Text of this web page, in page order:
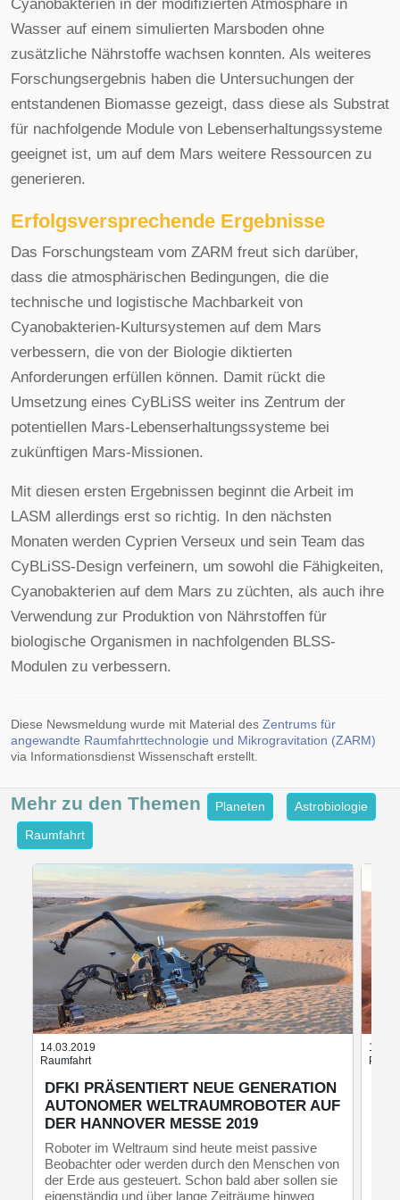
Cyanobakterien in der modifizierten Atmosphäre in
Wasser auf einem simulierten Marsboden ohne
zusätzliche Nährstoffe wachsen konnten. Als weiteres
Forschungsergebnis haben die Untersuchungen der
entstandenen Biomasse gezeigt, dass diese als Substrat
für nachfolgende Module von Lebenserhaltungssysteme
geeignet ist, um auf dem Mars weitere Ressourcen zu
generieren.
Erfolgsversprechende Ergebnisse
Das Forschungsteam vom ZARM freut sich darüber,
dass die atmosphärischen Bedingungen, die die
technische und logistische Machbarkeit von
Cyanobakterien-Kultursystemen auf dem Mars
verbessern, die von der Biologie diktierten
Anforderungen erfüllen können. Damit rückt die
Umsetzung eines CyBLiSS weiter ins Zentrum der
potentiellen Mars-Lebenserhaltungssysteme bei
zukünftigen Mars-Missionen.
Mit diesen ersten Ergebnissen beginnt die Arbeit im
LASM allerdings erst so richtig. In den nächsten
Monaten werden Cyprien Verseux und sein Team das
CyBLiSS-Design verfeinern, um sowohl die Fähigkeiten,
Cyanobakterien auf dem Mars zu züchten, als auch ihre
Verwendung zur Produktion von Nährstoffen für
biologische Organismen in nachfolgenden BLSS-
Modulen zu verbessern.
Diese Newsmeldung wurde mit Material des Zentrums für
angewandte Raumfahrttechnologie und Mikrogravitation (ZARM)
via Informationsdienst Wissenschaft erstellt.
Mehr zu den Themen Planeten
Astrobiologie
Raumfahrt
14.03.2019
Raumfahrt
DFKI PRÄSENTIERT NEUE GENERATION
AUTONOMER WELTRAUMROBOTER AUF
DER HANNOVER MESSE 2019
Roboter im Weltraum sind heute meist passive
Beobachter oder werden durch den Menschen von
der Erde aus gesteuert. Schon bald aber sollen sie
eigenständig und über lange Zeiträume hinweg